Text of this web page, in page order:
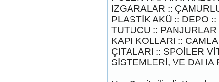
IZGARALAR ::
PLASTİK AKÜ :: DEPO
TUTUCU ::
KAPI KOLLARI ::
ÇITALARI :: SPOİLER
SİSTEMLERİ, VE DAHA